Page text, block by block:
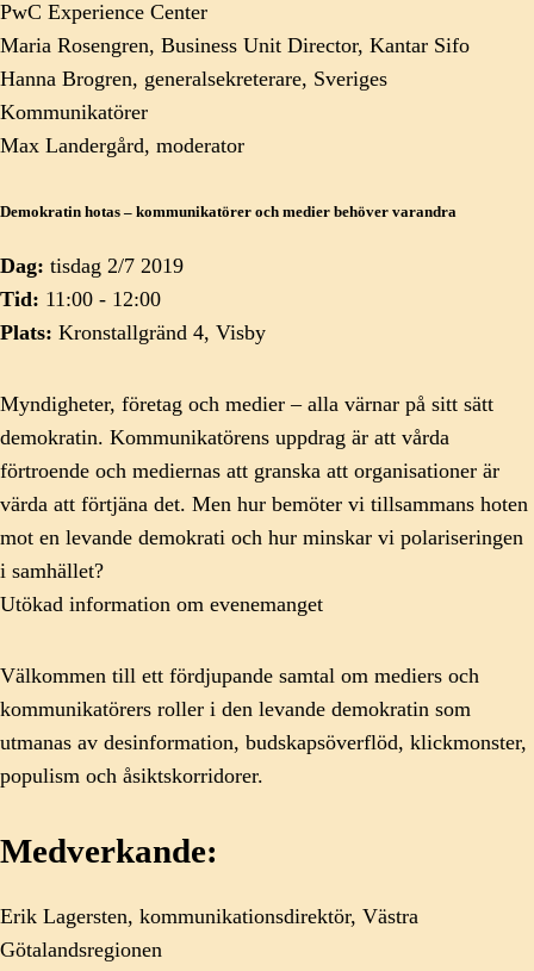
PwC Experience Center
Maria Rosengren, Business Unit Director, Kantar Sifo
Hanna Brogren, generalsekreterare, Sveriges
Kommunikatörer
Max Landergård, moderator
Demokratin hotas – kommunikatörer och medier behöver varandra
Dag: tisdag 2/7 2019
Tid: 11:00 - 12:00
Plats: Kronstallgränd 4, Visby
Myndigheter, företag och medier – alla värnar på sitt sätt
demokratin. Kommunikatörens uppdrag är att vårda
förtroende och mediernas att granska att organisationer är
värda att förtjäna det. Men hur bemöter vi tillsammans hoten
mot en levande demokrati och hur minskar vi polariseringen
i samhället?
Utökad information om evenemanget
Välkommen till ett fördjupande samtal om mediers och
kommunikatörers roller i den levande demokratin som
utmanas av desinformation, budskapsöverflöd, klickmonster,
populism och åsiktskorridorer.
Medverkande:
Erik Lagersten, kommunikationsdirektör, Västra
Götalandsregionen